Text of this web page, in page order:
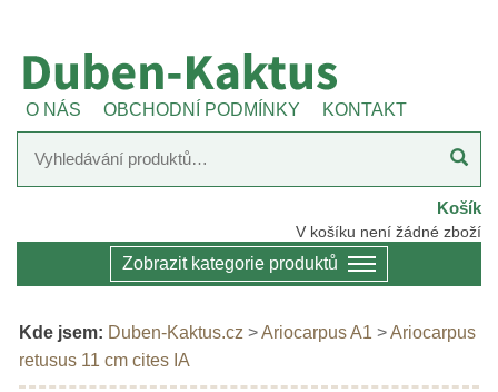
O NÁS OBCHODNÍ PODMÍNKY KONTAKT
Košík
V košíku není žádné zboží
Zobrazit kategorie produktů
Kde jsem: Duben-Kaktus.cz >Ariocarpus A1 >Ariocarpus
retusus 11 cm cites IA